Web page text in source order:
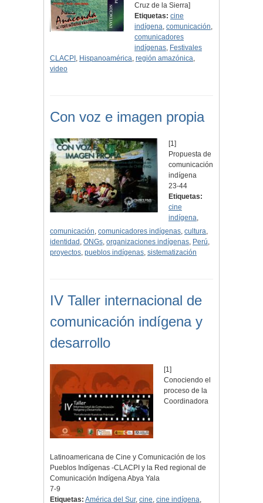
Cruz de la Sierra]
Etiquetas: cine
indígena, comunicación,
comunicadores
indígenas, Festivales
CLACPI , Hispanoamérica, región amazónica,
video
Con voz e imagen propia
[1]
Propuesta de
comunicación
indígena
23-44
Etiquetas:
cine
indígena,
comunicación, comunicadores indígenas, cultura,
identidad , ONGs, organizaciones indígenas, Perú,
proyectos, pueblos indígenas, sistematización
IV Taller internacional de
comunicación indígena y
desarrollo
[1]
Conociendo el
proceso de la
Coordinadora
Latinoamericana de Cine y Comunicación de los
Pueblos Indígenas -CLACPI y la Red regional de
Comunicación Indígena Abya Yala
7-9
Etiquetas: América del Sur, cine, cine indígena,